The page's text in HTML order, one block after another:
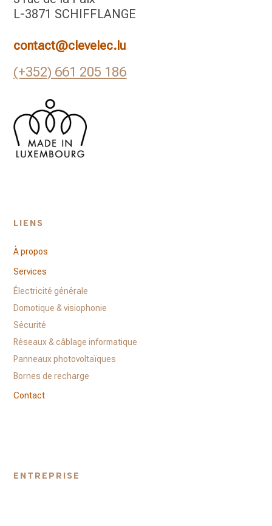
L-3871 SCHIFFLANGE
contact@clevelec.lu
(+352) 661 205 186
LIENS
À propos
Services
Électricité générale
Domotique & visiophonie
Sécurité
Réseaux & câblage informatique
Panneaux photovoltaïques
Bornes de recharge
Contact
ENTREPRISE